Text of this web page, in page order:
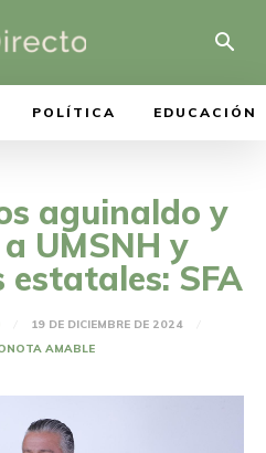
POLÍTICA EDUCACIÓN
aguinaldo y
UMSNH y
SFA
19 DE DICIEMBRE DE 2024
NOTA AMABLE